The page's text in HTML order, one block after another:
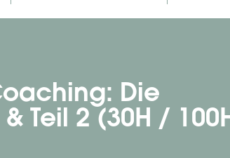
Die
Teil 2 (30H /